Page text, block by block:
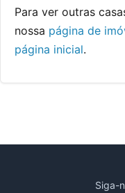
Para ver outras
nossa página de
página inicial.
Siga-